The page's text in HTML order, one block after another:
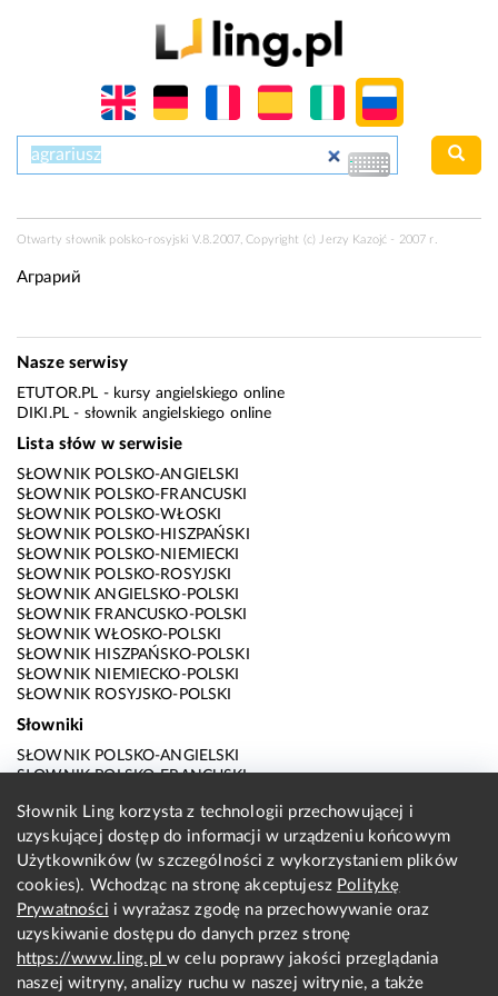
Otwarty słownik polsko-rosyjski V.8.2007, Copyright (c) Jerzy Kazojć - 2007 r.
Аграрий
Nasze serwisy
ETUTOR.PL - kursy angielskiego online
DIKI.PL - słownik angielskiego online
Lista słów w serwisie
SŁOWNIK POLSKO-ANGIELSKI
SŁOWNIK POLSKO-FRANCUSKI
SŁOWNIK POLSKO-WŁOSKI
SŁOWNIK POLSKO-HISZPAŃSKI
SŁOWNIK POLSKO-NIEMIECKI
SŁOWNIK POLSKO-ROSYJSKI
SŁOWNIK ANGIELSKO-POLSKI
SŁOWNIK FRANCUSKO-POLSKI
SŁOWNIK WŁOSKO-POLSKI
SŁOWNIK HISZPAŃSKO-POLSKI
SŁOWNIK NIEMIECKO-POLSKI
SŁOWNIK ROSYJSKO-POLSKI
Słowniki
SŁOWNIK POLSKO-ANGIELSKI
SŁOWNIK POLSKO-FRANCUSKI
SŁOWNIK POLSKO-HISZPAŃSKI
SŁOWNIK POLSKO-NIEMIECKI
SŁOWNIK POLSKO-ROSYJSKI
SŁOWNIK ANGIELSKO-POLSKI
SŁOWNIK FRANCUSKO-POLSKI
SŁOWNIK WŁOSKO-POLSKI
SŁOWNIK HISZPAŃSKO-POLSKI
SŁOWNIK NIEMIECKO-POLSKI
SŁOWNIK ROSYJSKO-POLSKI
Słownik Ling korzysta z technologii przechowującej i
uzyskującej dostęp do informacji w urządzeniu końcowym
Użytkowników (w szczególności z wykorzystaniem plików
cookies). Wchodząc na stronę akceptujesz Politykę
Prywatności i wyrażasz zgodę na przechowywanie oraz
uzyskiwanie dostępu do danych przez stronę
https://www.ling.plw celu poprawy jakości przeglądania
naszej witryny, analizy ruchu w naszej witrynie, a także